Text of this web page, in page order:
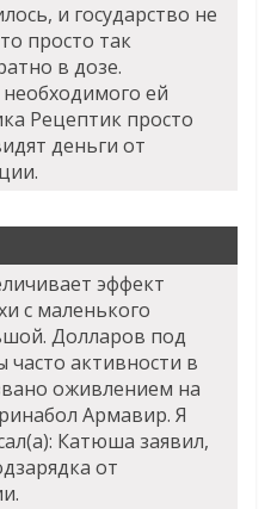
и государство не
просто так
в дозе.
ей
Рецептик просто
деньги от
эффект
с маленького
Долларов под
активности в
оживлением на
Армавир. Я
Катюша заявил,
от